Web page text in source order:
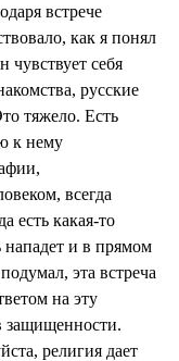
встрече
как я понял
чувствует себя
русские
тяжело. Есть
к нему
всегда
есть какая-то
нападет и в прямом
эта встреча
на эту
защищенности.
религия дает